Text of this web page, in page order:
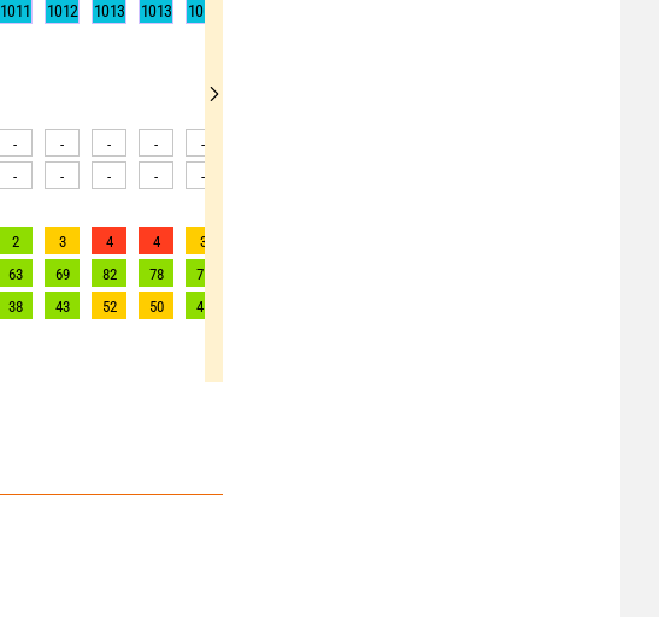
1011 1012 1013 1013 1013
- - - - -
- - - - -
2 3 4 4 3
63 69 82 78 71
38 43 52 50 45